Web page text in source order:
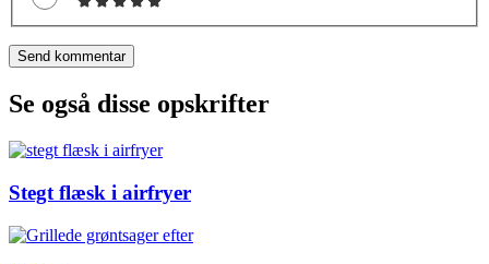
Se også disse opskrifter
Stegt flæsk i airfryer